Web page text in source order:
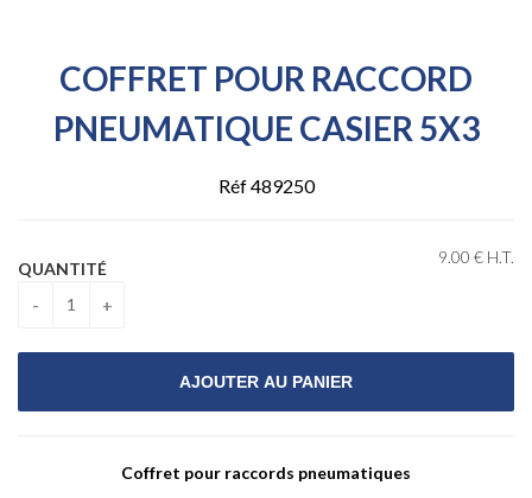
COFFRET POUR RACCORD
PNEUMATIQUE CASIER 5X3
Réf 489250
9.00 € H.T.
QUANTITÉ
Coffret pour raccords pneumatiques